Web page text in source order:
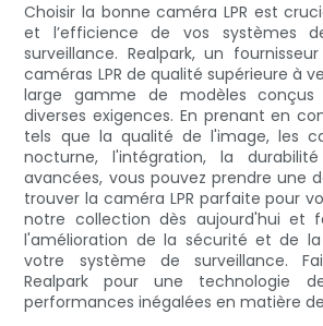
Choisir la bonne caméra LPR est
et l’efficience de vos systèmes
surveillance. Realpark, un
caméras LPR de qualité supérieure à
large gamme de modèles
diverses exigences. En prenant en
tels que la qualité de l'image, les
nocturne, l'intégration, la
avancées, vous pouvez prendre une
trouver la caméra LPR parfaite pour
notre collection dès aujourd'hui et
l'amélioration de la sécurité et de
votre système de surveillance.
Realpark pour une technologie
performances inégalées en matière de